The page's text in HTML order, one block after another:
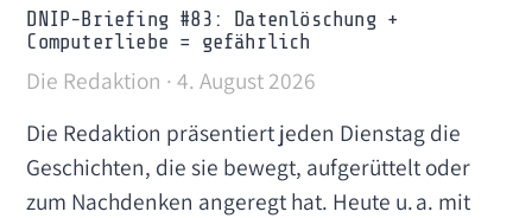
DNIP-Briefing #83: Datenlöschung +
Computerliebe = gefährlich
Die Redaktion 4. August 2026
Die Redaktion präsentiert jeden Dienstag die
Geschichten, die sie bewegt, aufgerüttelt oder
zum Nachdenken angeregt hat. Heute u. a. mit